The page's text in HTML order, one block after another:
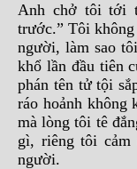
Anh chở tôi tới
trước.” Tôi
người, làm sao
khổ lần đầu tiên
phán tên tử tội
ráo hoảnh không
mà lòng tôi tê
gì, riêng tôi cảm
người.